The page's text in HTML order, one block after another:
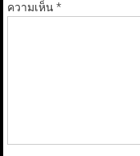
ความเห็น*